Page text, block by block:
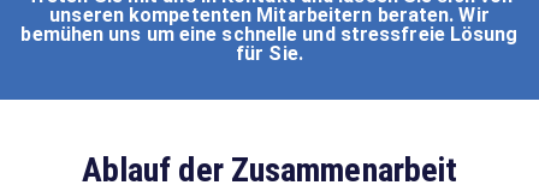
unseren kompetenten Mitarbeitern beraten. Wir
bemühen uns um eine schnelle und stressfreie Lösung
für Sie.
Ablauf der Zusammenarbeit